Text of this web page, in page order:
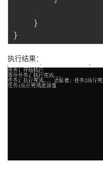
}
}
执行结果：